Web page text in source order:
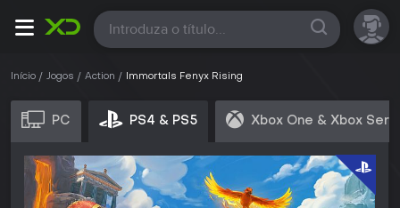
Todas
Início Jogos Action Immortals Fenyx Rising
PC PS4 & PS5 Xbox One & Xbox